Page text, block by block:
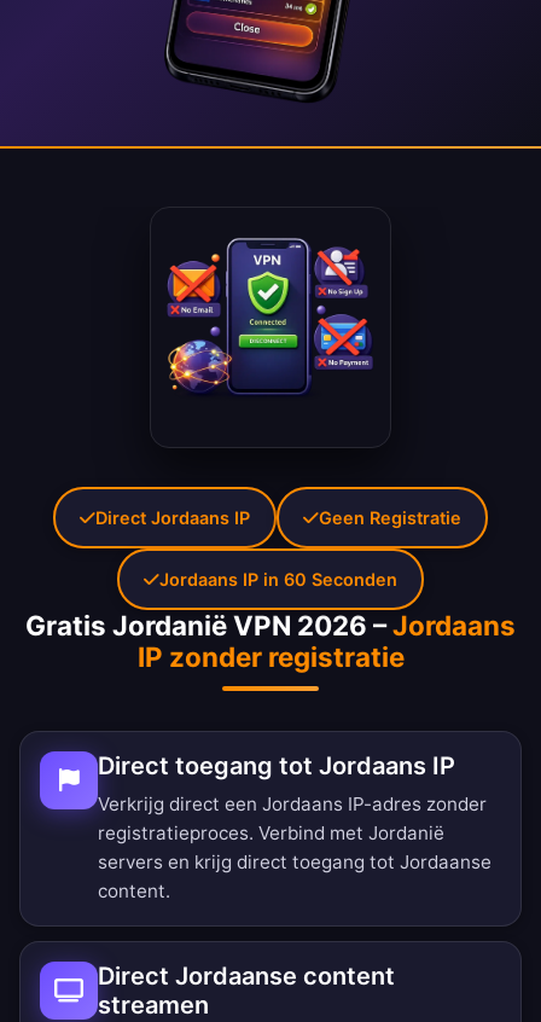
Gratis Jordanië VPN 2026 –Jordaans
IP zonder registratie
Direct toegang tot Jordaans IP
Verkrijg direct een Jordaans IP-adres zonder
registratieproces. Verbind met Jordanië
servers en krijg direct toegang tot Jordaanse
content.
Direct Jordaanse content
streamen
Direct Jordaans IP Geen Registratie
Jordaans IP in 60 Seconden